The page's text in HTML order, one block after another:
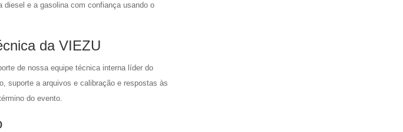
e a gasolina com confiança usando o
da VIEZU
de nossa equipe técnica interna líder do
suporte a arquivos e calibração e respostas às
do evento.